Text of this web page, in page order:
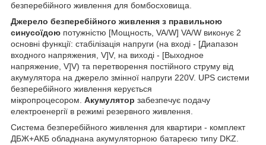
безперебійного живлення для бомбосховища.
Джерело безперебійного живлення з правильною
синусоїдою потужністю [Мощность, VA/W] VA/W виконує 2
основні функції: стабілізація напруги (на вході - [Диапазон
входного напряжения, V]V, на виході - [Выходное
напряжение, V]V) та перетворення постійного струму від
акумулятора на джерело змінної напруги 220V. UPS системи
безперебійного живлення керується
мікропроцесором. Акумулятор забезпечує подачу
електроенергії в режимі резервного живлення.
Система безперебійного живлення для квартири - комплект
ДБЖ+АКБ обладнана акумуляторною батареєю типу DKZ.